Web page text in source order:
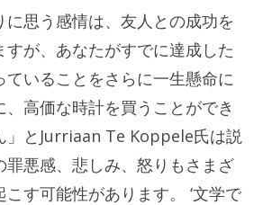
に思う感情は、友人との成功を
が、あなたがすでに達成した
ていることをさらに一生懸命に
高価な時計を買うことができ
」とJurriaan Te Koppele氏は説
罪悪感、悲しみ、怒りもさまざ
こす可能性があります。 ‘文学で